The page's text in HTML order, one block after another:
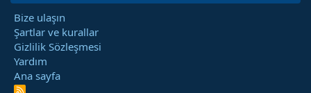
Bize ulaşın
Şartlar ve kurallar
Gizlilik Sözleşmesi
Yardım
Ana sayfa
R